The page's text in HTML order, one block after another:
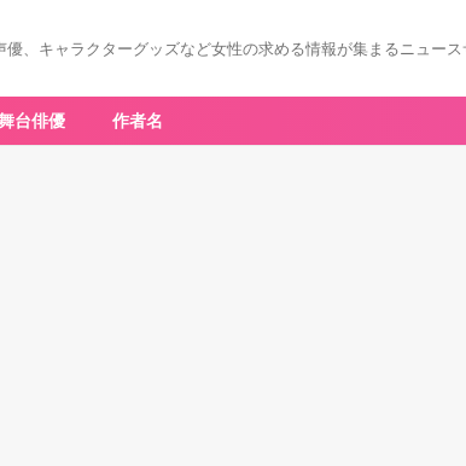
優、キャラクターグッズなど女性の求める情報が集まるニュース
台俳優 作者名